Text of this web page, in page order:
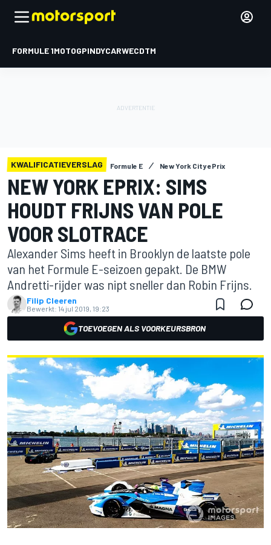
FORMULE 1MOTOGPINDYCARWECDTM
KWALIFICATIEVERSLAG Formule E New York City ePrix
NEW YORK EPRIX: SIMS
HOUDT FRIJNS VAN POLE
VOOR SLOTRACE
Alexander Sims heeft in Brooklyn de laatste pole
van het Formule E-seizoen gepakt. De BMW
Andretti-rijder was nipt sneller dan Robin Frijns.
Filip Cleeren
Bewerkt: 14 jul 2019, 19:23
TOEVOEGEN ALS VOORKEURSBRON